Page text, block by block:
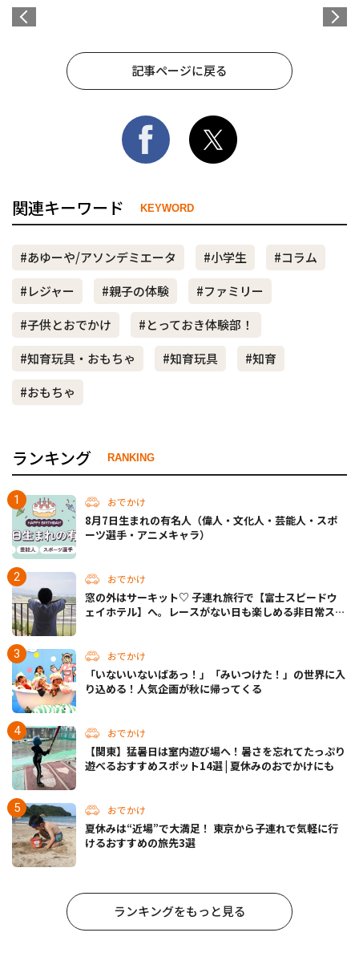
記事ページに戻る
関連キーワード KEYWORD
#あゆーや/アソンデミエータ #小学生
#コラム
#レジャー
#親子の体験
#ファミリー
#子供とおでかけ
#とっておき体験部！
#知育玩具・おもちゃ
#知育玩具
#知育
#おもちゃ
ランキング RANKING
おでかけ
8月7日生まれの有名人（偉人・文化人・芸能人・スポ
ーツ選手・アニメキャラ）
おでかけ
窓の外はサーキット♡ 子連れ旅行で【富士スピードウ
ェイホテル】へ。レースがない日も楽しめる非日常ステ
おでかけ
「いないいないばあっ！」「みいつけた！」の世界に入
り込める！人気企画が秋に帰ってくる
おでかけ
【関東】猛暑日は室内遊び場へ！暑さを忘れてたっぷり
遊べるおすすめスポット14選 | 夏休みのおでかけにも
おでかけ
夏休みは“近場”で大満足！ 東京から子連れで気軽に行
けるおすすめの旅先3選
ランキングをもっと見る